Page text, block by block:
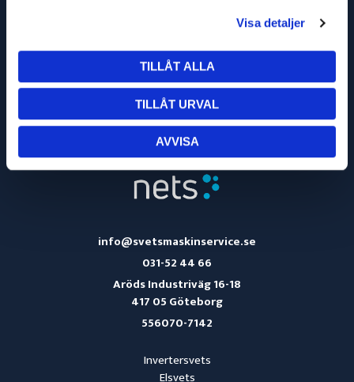
Visa detaljer
TILLÅT ALLA
TILLÅT URVAL
AVVISA
Invertersvets
Elsvets
info@svetsmaskinservice.se
031-52 44 66
Aröds Industriväg 16-18
417 05 Göteborg
556070-7142
OM OSS
KÖPVILLKOR
TURBILSSCHEMA